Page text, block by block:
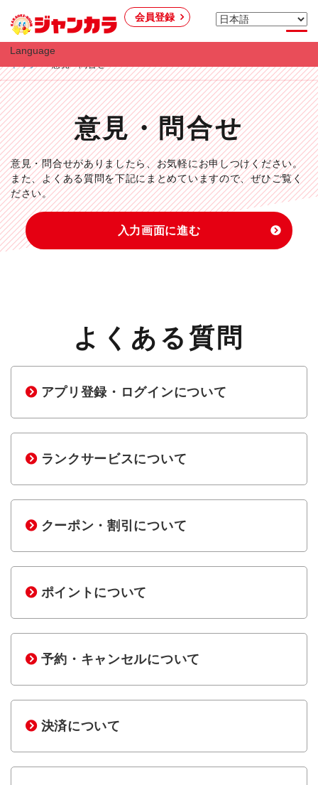
会員登録
Language
意見・問合せ
意見・問合せがありましたら、お気軽にお申しつけください。
また、よくある質問を下記にまとめていますので、ぜひご覧く
ださい。
入力画面に進む
よくある質問
アプリ登録・ログインについて
ランクサービスについて
クーポン・割引について
ポイントについて
予約・キャンセルについて
決済について